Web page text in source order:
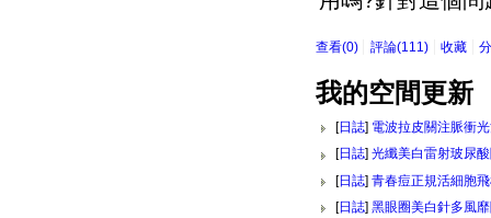
查看(0) 評論(111) 收藏
我的空間更新
[日誌] 電波拉皮關注脈衝
[日誌] 光纖美白雷射玻尿
[日誌] 青春痘正規活細胞
[日誌] 黑眼圈美白針多風